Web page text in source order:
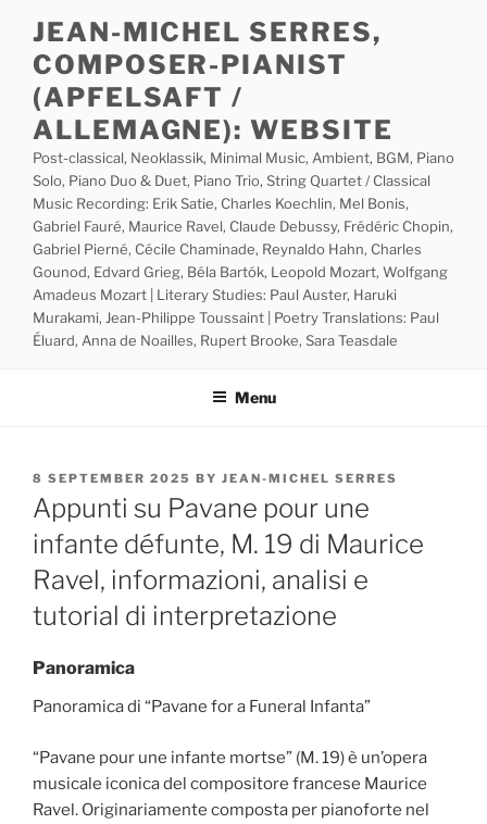
content
JEAN-MICHEL SERRES,
COMPOSER-PIANIST
(APFELSAFT /
ALLEMAGNE): WEBSITE
Post-classical, Neoklassik, Minimal Music, Ambient, BGM, Piano
Solo, Piano Duo & Duet, Piano Trio, String Quartet / Classical
Music Recording: Erik Satie, Charles Koechlin, Mel Bonis,
Gabriel Fauré, Maurice Ravel, Claude Debussy, Frédéric Chopin,
Gabriel Pierné, Cécile Chaminade, Reynaldo Hahn, Charles
Gounod, Edvard Grieg, Béla Bartók, Leopold Mozart, Wolfgang
Amadeus Mozart | Literary Studies: Paul Auster, Haruki
Murakami, Jean-Philippe Toussaint | Poetry Translations: Paul
Éluard, Anna de Noailles, Rupert Brooke, Sara Teasdale
Menu
POSTED
ON
8 SEPTEMBER 2025 BY JEAN-MICHEL SERRES
Appunti su Pavane pour une
infante défunte, M. 19 di Maurice
Ravel, informazioni, analisi e
tutorial di interpretazione
Panoramica
Panoramica di “Pavane for a Funeral Infanta”
“Pavane pour une infante mortse” (M. 19) è un’opera
musicale iconica del compositore francese Maurice
Ravel. Originariamente composta per pianoforte nel